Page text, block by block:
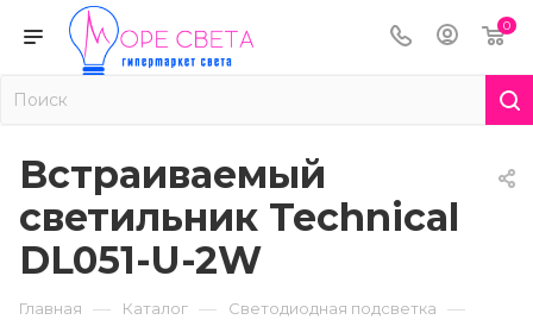
0
Встраиваемый
светильник Technical
DL051-U-2W
Главная — Каталог — Светодиодная подсветка —